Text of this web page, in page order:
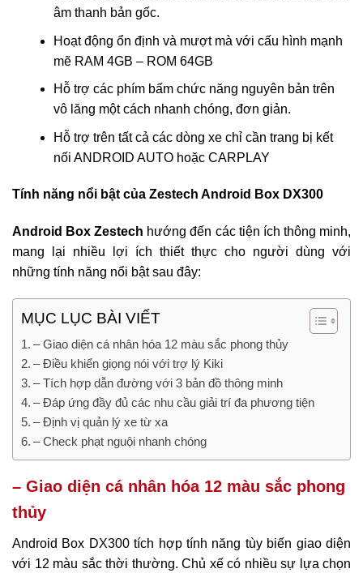
âm thanh bản gốc.
Hoạt động ổn định và mượt mà với cấu hình mạnh
mẽ RAM 4GB – ROM 64GB
Hỗ trợ các phím bấm chức năng nguyên bản trên
vô lăng một cách nhanh chóng, đơn giản.
Hỗ trợ trên tất cả các dòng xe chỉ cần trang bị kết
nối ANDROID AUTO hoặc CARPLAY
Tính năng nổi bật của Zestech Android Box DX300
Android Box Zestech hướng đến các tiện ích thông minh,
mang lại nhiều lợi ích thiết thực cho người dùng với
những tính năng nổi bật sau đây:
MỤC LỤC BÀI VIẾT
– Giao diện cá nhân hóa 12 màu sắc phong thủy
– Điều khiển giọng nói với trợ lý Kiki
– Tích hợp dẫn đường với 3 bản đồ thông minh
– Đáp ứng đầy đủ các nhu cầu giải trí đa phương tiện
– Định vị quản lý xe từ xa
– Check phạt nguội nhanh chóng
– Giao diện cá nhân hóa 12 màu sắc phong
thủy
Android Box DX300 tích hợp tính năng tùy biến giao diện
với 12 màu sắc thời thường. Chủ xế có nhiều sự lựa chọn